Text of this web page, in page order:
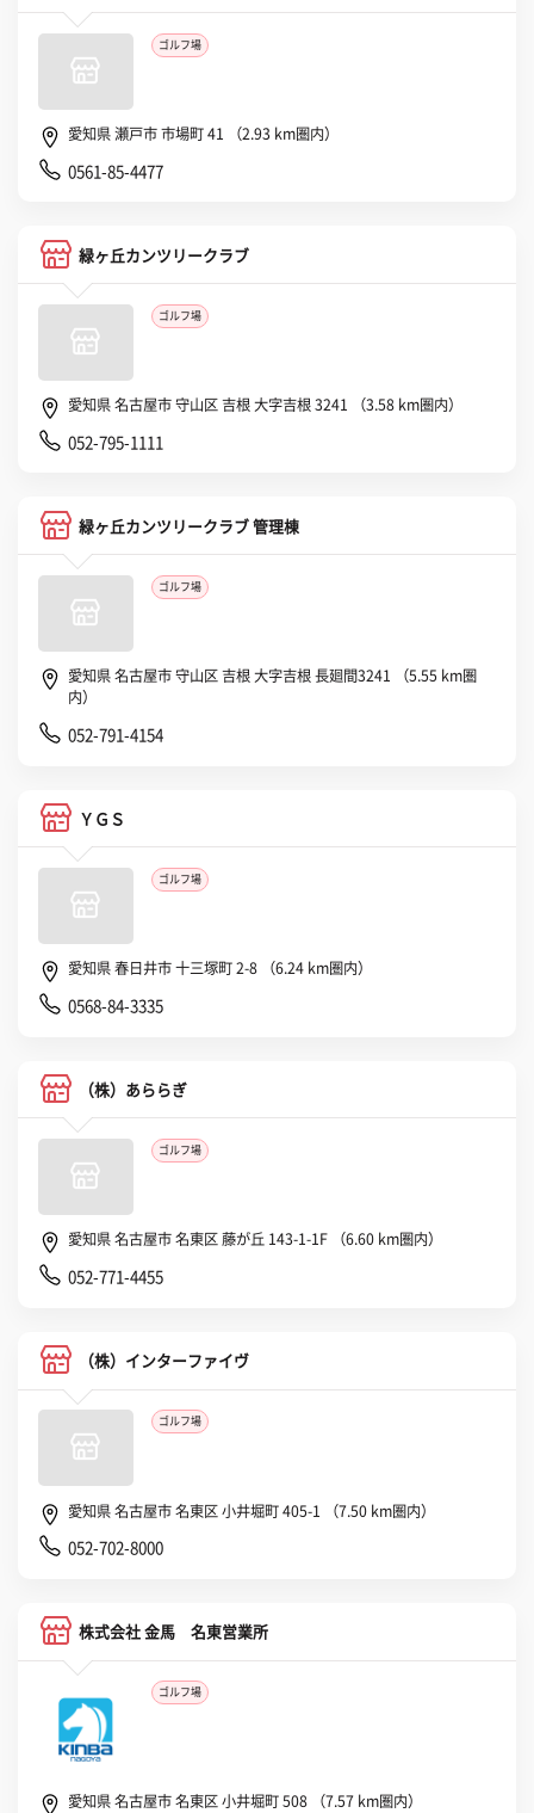
ゴルフ場
愛知県 瀬戸市 市場町 41 （2.93 km圏内）
0561-85-4477
緑ヶ丘カンツリークラブ
ゴルフ場
愛知県 名古屋市 守山区 吉根 大字吉根 3241 （3.58 km圏内）
052-795-1111
緑ヶ丘カンツリークラブ 管理棟
ゴルフ場
愛知県 名古屋市 守山区 吉根 大字吉根 長廻間3241 （5.55 km圏
内）
052-791-4154
ＹＧＳ
ゴルフ場
愛知県 春日井市 十三塚町 2-8 （6.24 km圏内）
0568-84-3335
（株）あららぎ
ゴルフ場
愛知県 名古屋市 名東区 藤が丘 143-1-1F （6.60 km圏内）
052-771-4455
（株）インターファイヴ
ゴルフ場
愛知県 名古屋市 名東区 小井堀町 405-1 （7.50 km圏内）
052-702-8000
株式会社 金馬 名東営業所
ゴルフ場
愛知県 名古屋市 名東区 小井堀町 508 （7.57 km圏内）